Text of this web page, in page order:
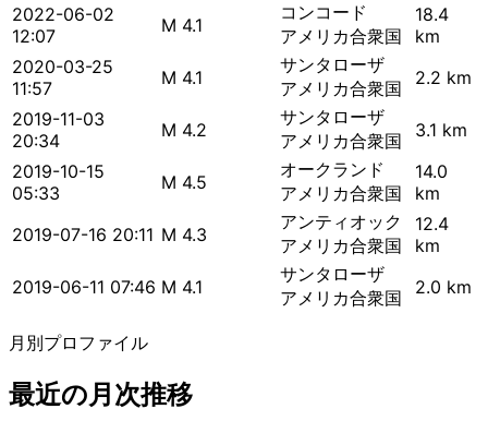
2022-06-02
12:07
M 4.1
コンコード
アメリカ合衆国
18.4
km
2020-03-25
11:57
M 4.1
サンタローザ
アメリカ合衆国
2.2 km
2019-11-03
20:34
M 4.2
サンタローザ
アメリカ合衆国
3.1 km
2019-10-15
05:33
M 4.5
オークランド
アメリカ合衆国
14.0
km
2019-07-16 20:11 M 4.3
アンティオック
アメリカ合衆国
12.4
km
2019-06-11 07:46 M 4.1
サンタローザ
アメリカ合衆国
2.0 km
月別プロファイル
最近の月次推移